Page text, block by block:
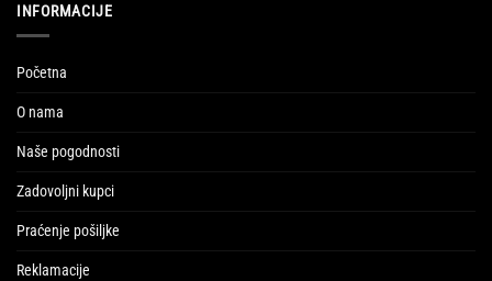
INFORMACIJE
Početna
O nama
Naše pogodnosti
Zadovoljni kupci
Praćenje pošiljke
Reklamacije